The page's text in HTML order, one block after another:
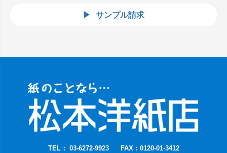
サンプル請求
TEL： 03-6272-9923
FAX：0120-01-3412